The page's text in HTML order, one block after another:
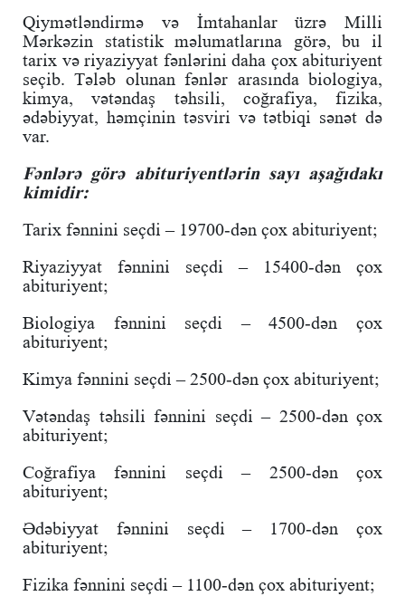
Qiymətləndirmə və İmtahanlar üzrə Milli
Mərkəzin statistik məlumatlarına görə, bu il
tarix və riyaziyyat fənlərini daha çox abituriyent
seçib. Tələb olunan fənlər arasında biologiya,
kimya, vətəndaş təhsili, coğrafiya, fizika,
ədəbiyyat, həmçinin təsviri və tətbiqi sənət də
var.
Fənlərə görə abituriyentlərin sayı aşağıdakı
kimidir:
Tarix fənnini seçdi – 19700-dən çox abituriyent;
Riyaziyyat fənnini seçdi – 15400-dən çox
abituriyent;
Biologiya fənnini seçdi – 4500-dən çox
abituriyent;
Kimya fənnini seçdi – 2500-dən çox abituriyent;
Vətəndaş təhsili fənnini seçdi – 2500-dən çox
abituriyent;
Coğrafiya fənnini seçdi – 2500-dən çox
abituriyent;
Ədəbiyyat fənnini seçdi – 1700-dən çox
abituriyent;
Fizika fənnini seçdi – 1100-dən çox abituriyent;